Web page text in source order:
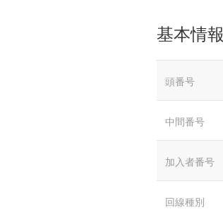
基本情報
頭番号
中間番号
加入者番号
回線種別